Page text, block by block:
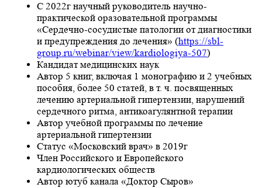
С 2022г научный руководитель научно-
практической оразовательной программы
«Сердечно-сосудистые патологии от диагностики
и предупреждения до лечения» (https://sbl-
group.ru/webinar/view/kardiologiya-507)
Кандидат медицинских наук
Автор 5 книг, включая 1 монографию и 2 учебных
пособия, более 50 статей, в т. ч. посвященных
лечению артериальной гипертензии, нарушений
сердечного ритма, антикоагулянтной терапии
Автор учебной программы по лечение
артериальной гипертензии
Статус «Московский врач» в 2019г
Член Российского и Европейского
кардиологических обществ
Автор ютуб канала «Доктор Сыров»